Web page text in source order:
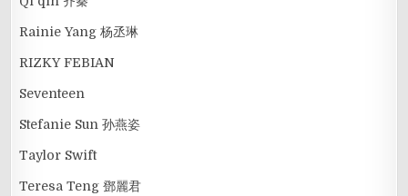
Rainie Yang 杨丞琳
RIZKY FEBIAN
Seventeen
Stefanie Sun 孙燕姿
Taylor Swift
Teresa Teng 鄧麗君